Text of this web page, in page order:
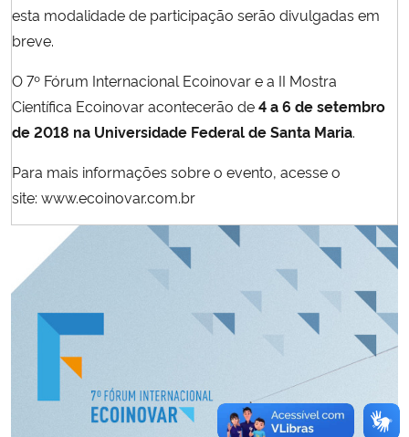
esta modalidade de participação serão divulgadas em
breve.
O 7º Fórum Internacional Ecoinovar e a II Mostra
Científica Ecoinovar acontecerão de4 a 6 de setembro
de 2018 na Universidade Federal de Santa Maria.
Para mais informações sobre o evento, acesse o
site: www.ecoinovar.com.br